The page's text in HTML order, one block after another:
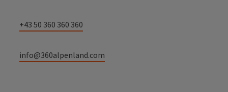
+43 50 360 360 360
info@360alpenland.com